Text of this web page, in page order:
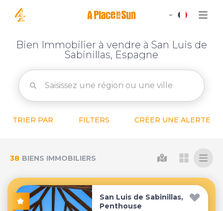
Bien Immobilier à vendre à San Luis de
Sabinillas, Espagne
TRIER PAR FILTERS CRÉER UNE ALERTE
38 BIENS IMMOBILIERS
San Luis de Sabinillas,
Penthouse